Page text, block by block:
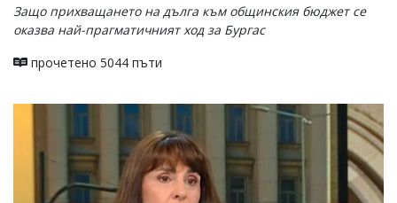
Защо прихващането на дълга към общинския бюджет се
оказва най-прагматичният ход за Бургас
прочетено 5044 пъти